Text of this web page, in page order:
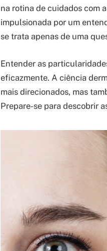
na rotina de cuidados com
impulsionada por um
se trata apenas de uma
Entender as
eficazmente. A ciência
mais direcionados, mas
Prepare-se para descobrir